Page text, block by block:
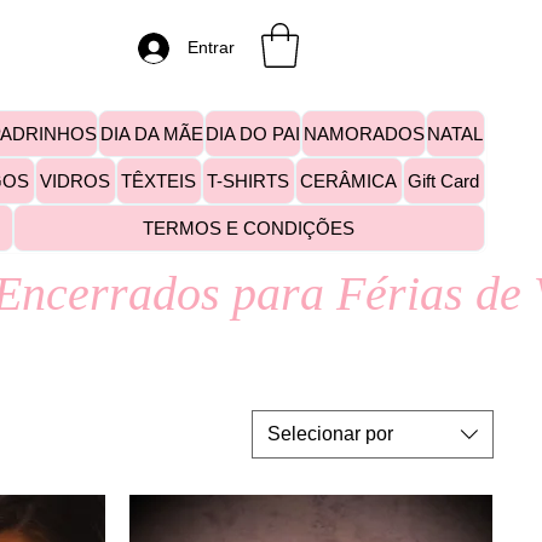
Entrar
Selecionar por
DIA DA MÃE DIA DO PAI NAMORADOSNATAL
VIDROS TÊXTEIS T-SHIRTS CERÂMICA Gift Card
TERMOS E CONDIÇÕES